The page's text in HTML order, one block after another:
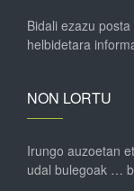
Bidali ezazu
helbidetara
NON LORTU
Irungo auzoetan
udal bulegoak …